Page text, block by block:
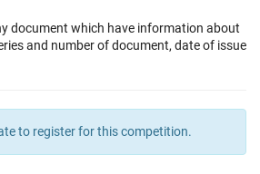
document which have information about
and number of document, date of issue
to register for this competition.